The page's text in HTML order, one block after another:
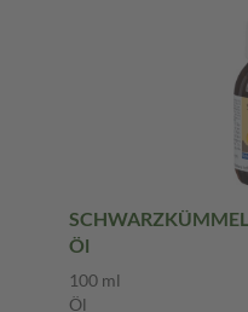
Öl
100 ml
Öl